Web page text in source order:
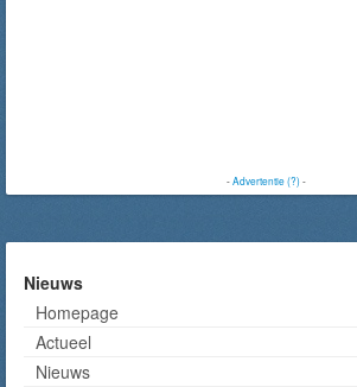
-Advertentie (?)-
Nieuws
Homepage
Actueel
Nieuws